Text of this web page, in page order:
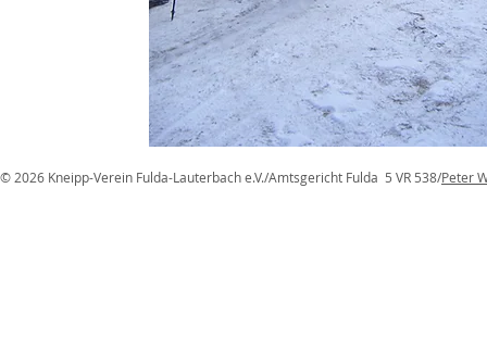
© 2026 Kneipp-Verein Fulda-Lauterbach e.V./Amtsgericht Fulda 5 VR 538/Peter